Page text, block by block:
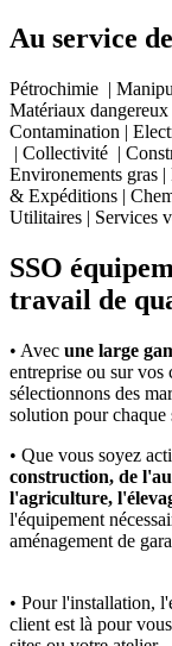
Au service
Pétrochimie |
Matériaux
Contamination |
| Collectivité |
Environements gras
& Expéditions |
Utilitaires | Services
SSO
travail de
• Avec une large
entreprise ou sur vos
sélectionnons des
solution pour chaque
• Que vous soyez
construction, de
l'agriculture,
l'équipement
aménagement de
• Pour l'installation,
client est là pour